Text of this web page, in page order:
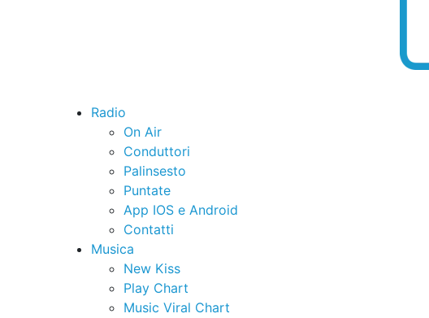
Radio
On Air
Conduttori
Palinsesto
Puntate
App IOS e Android
Contatti
Musica
New Kiss
Play Chart
Music Viral Chart